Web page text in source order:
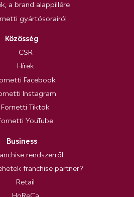
a brand alappillére
gyártósorairól
Közösség
CSR
Hírek
Facebook
Instagram
Fornetti Tiktok
YouTube
Business
rendszerről
franchise partner?
Retail